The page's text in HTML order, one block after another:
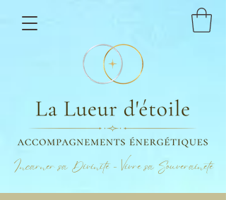
Incarner sa Divinité - Vivre sa Souveraineté